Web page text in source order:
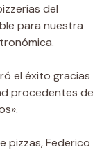
del
para nuestra
el éxito gracias
procedentes de
pizzas, Federico